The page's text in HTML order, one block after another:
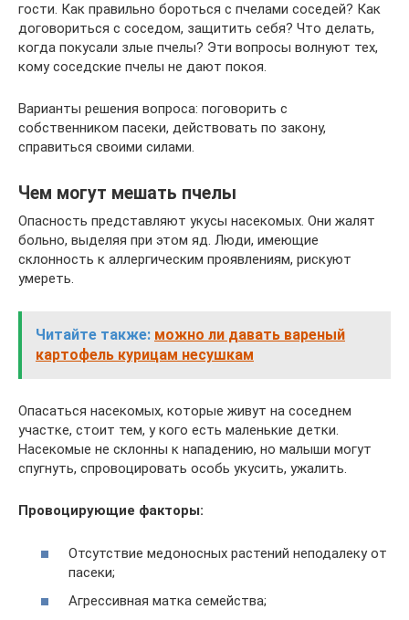
гости. Как правильно бороться с пчелами соседей? Как
договориться с соседом, защитить себя? Что делать,
когда покусали злые пчелы? Эти вопросы волнуют тех,
кому соседские пчелы не дают покоя.
Варианты решения вопроса: поговорить с
собственником пасеки, действовать по закону,
справиться своими силами.
Чем могут мешать пчелы
Опасность представляют укусы насекомых. Они жалят
больно, выделяя при этом яд. Люди, имеющие
склонность к аллергическим проявлениям, рискуют
умереть.
Читайте также: можно ли давать вареный
картофель курицам несушкам
Опасаться насекомых, которые живут на соседнем
участке, стоит тем, у кого есть маленькие детки.
Насекомые не склонны к нападению, но малыши могут
спугнуть, спровоцировать особь укусить, ужалить.
Провоцирующие факторы:
Отсутствие медоносных растений неподалеку от
пасеки;
Агрессивная матка семейства;